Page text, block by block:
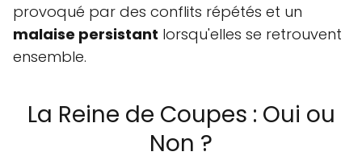
provoqué par des conflits répétés et un
malaise persistant lorsqu'elles se retrouvent
ensemble.
La Reine de Coupes : Oui ou
Non ?